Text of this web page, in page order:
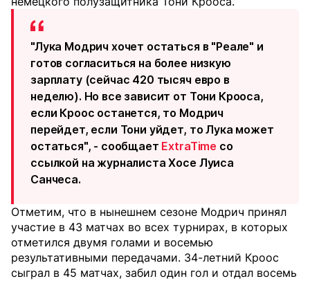
"Лука Модрич хочет остаться в "Реале" и
готов согласиться на более низкую
зарплату (сейчас 420 тысяч евро в
неделю). Но все зависит от Тони Крооса,
если Кроос останется, то Модрич
перейдет, если Тони уйдет, то Лука может
остаться", - сообщает ExtraTime со
ссылкой на журналиста Хосе Луиса
Санчеса.
Отметим, что в нынешнем сезоне Модрич принял
участие в 43 матчах во всех турнирах, в которых
отметился двумя голами и восемью
результативными передачами. 34-летний Кроос
сыграл в 45 матчах, забил один гол и отдал восемь